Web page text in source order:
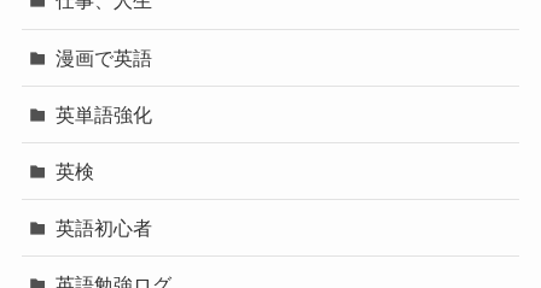
漫画で英語
英単語強化
英検
英語初心者